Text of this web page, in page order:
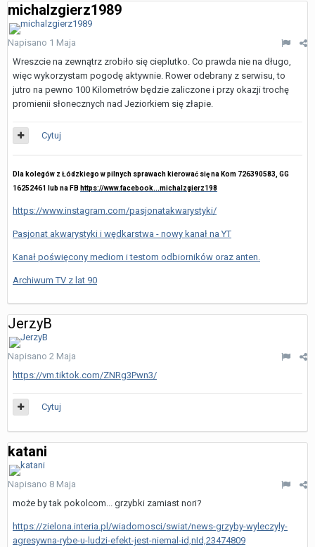
michalzgierz1989
Napisano 1 Maja
Wreszcie na zewnątrz zrobiło się cieplutko. Co prawda nie na długo,
więc wykorzystam pogodę aktywnie. Rower odebrany z serwisu, to
jutro na pewno 100 Kilometrów będzie zaliczone i przy okazji trochę
promienii słonecznych nad Jeziorkiem się złapie.
Cytuj
Dla kolegów z Łódzkiego w pilnych sprawach kierować się na Kom 726390583, GG
16252461 lub na FB https://www.facebook...michalzgierz198
https://www.instagram.com/pasjonatakwarystyki/
Pasjonat akwarystyki i wędkarstwa - nowy kanał na YT
Kanał poświęcony mediom i testom odbiorników oraz anten.
Archiwum TV z lat 90
JerzyB
Napisano 2 Maja
https://vm.tiktok.com/ZNRg3Pwn3/
Cytuj
katani
Napisano 8 Maja
może by tak pokolcom... grzybki zamiast nori?
https://zielona.interia.pl/wiadomosci/swiat/news-grzyby-wyleczyly-
agresywna-rybe-u-ludzi-efekt-jest-niemal-id,nId,23474809